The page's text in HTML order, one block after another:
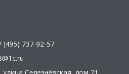
(495) 737-92-57